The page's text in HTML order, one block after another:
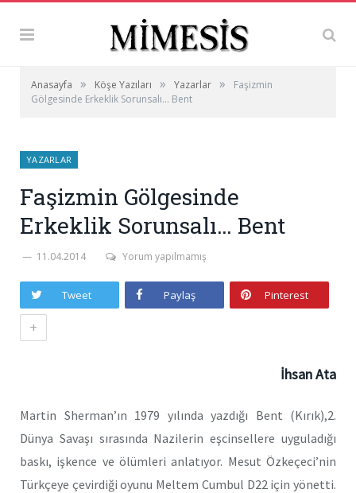
Anasayfa » Köşe Yazıları » Yazarlar »
Faşizmin
Gölgesinde Erkeklik Sorunsalı… Bent
YAZARLAR
Faşizmin Gölgesinde
Erkeklik Sorunsalı… Bent
11.04.2014 Yorum yapılmamış
Tweet Paylaş Pinterest
+
İhsan Ata
Martin Sherman’ın 1979 yılında yazdığı Bent (Kırık),2.
Dünya Savaşı sırasında Nazilerin eşcinsellere uyguladığı
baskı, işkence ve ölümleri anlatıyor. Mesut Özkeçeci’nin
Türkçeye çevirdiği oyunu Meltem Cumbul D22 için yönetti.